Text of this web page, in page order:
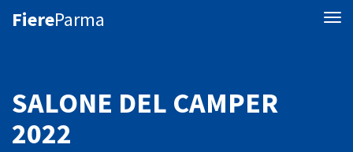
FiereParma
SALONE DEL CAMPER
2022